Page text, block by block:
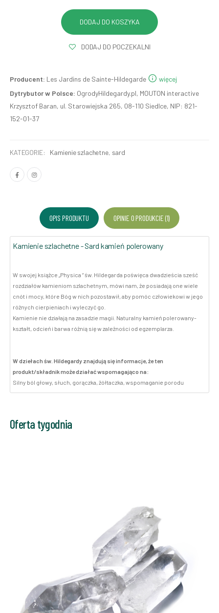
DODAJ DO POCZEKALNI
Producent: Les Jardins de Sainte-Hildegarde
więcej
Dytrybutor w Polsce: OgrodyHildegardy.pl, MOUTON interactive
Krzysztof Baran, ul. Starowiejska 265, 08-110 Siedlce, NIP: 821-
152-01-37
KATEGORIE: Kamienie szlachetne, sard
OPIS PRODUKTU OPINIE O PRODUKCIE (1)
Kamienie szlachetne - Sard kamień polerowany
W swojej książce „Physica ” św. Hildegarda poświęca dwadzieścia sześć
rozdziałów kamieniom szlachetnym, mówi nam, że posiadają one wiele
cnót i mocy, które Bóg w nich pozostawił, aby pomóc człowiekowi w jego
różnych cierpieniach i wyleczyć go.
Kamienie nie działają na zasadzie magii. Naturalny kamień polerowany-
kształt, odcień i barwa różnią się w zależności od egzemplarza.
W dziełach św. Hildegardy znajdują się informacje, że ten
produkt/składnik może działać wspomagająco na:
Silny ból głowy, słuch, gorączka, żółtaczka, wspomaganie porodu
Oferta tygodnia